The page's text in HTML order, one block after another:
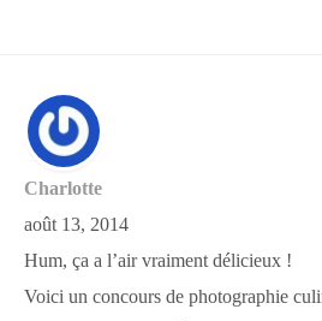
Charlotte
août 13, 2014
Hum, ça a l’air vraiment délicieux !
Voici un concours de photographie